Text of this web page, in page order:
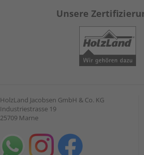
Unsere
HolzLand Jacobsen GmbH & Co. KG
Industriestrasse 19
25709 Marne